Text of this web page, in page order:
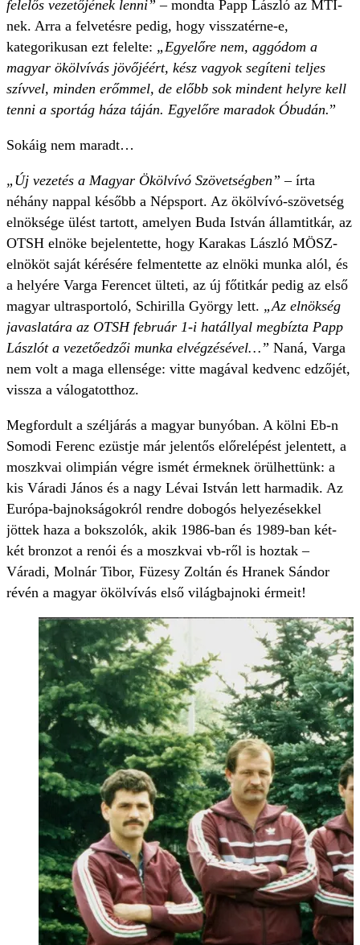
felelős vezetőjének lenni”– mondta Papp László az MTI-
nek. Arra a felvetésre pedig, hogy visszatérne-e,
kategorikusan ezt felelte: „Egyelőre nem, aggódom a
magyar ökölvívás jövőjéért, kész vagyok segíteni teljes
szívvel, minden erőmmel, de előbb sok mindent helyre kell
tenni a sportág háza táján. Egyelőre maradok Óbudán.”
Sokáig nem maradt…
„Új vezetés a Magyar Ökölvívó Szövetségben”– írta
néhány nappal később a Népsport. Az ökölvívó-szövetség
elnöksége ülést tartott, amelyen Buda István államtitkár, az
OTSH elnöke bejelentette, hogy Karakas László MÖSZ-
elnököt saját kérésére felmentette az elnöki munka alól, és
a helyére Varga Ferencet ülteti, az új főtitkár pedig az első
magyar ultrasportoló, Schirilla György lett. „Az elnökség
javaslatára az OTSH február 1-i hatállyal megbízta Papp
Lászlót a vezetőedzői munka elvégzésével…” Naná, Varga
nem volt a maga ellensége: vitte magával kedvenc edzőjét,
vissza a válogatotthoz.
Megfordult a széljárás a magyar bunyóban. A kölni Eb-n
Somodi Ferenc ezüstje már jelentős előrelépést jelentett, a
moszkvai olimpián végre ismét érmeknek örülhettünk: a
kis Váradi János és a nagy Lévai István lett harmadik. Az
Európa-bajnokságokról rendre dobogós helyezésekkel
jöttek haza a bokszolók, akik 1986-ban és 1989-ban két-
két bronzot a renói és a moszkvai vb-ről is hoztak –
Váradi, Molnár Tibor, Füzesy Zoltán és Hranek Sándor
révén a magyar ökölvívás első világbajnoki érmeit!